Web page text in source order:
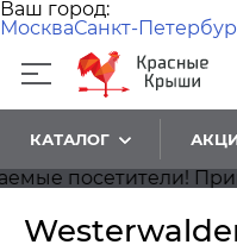
Ваш город:
МоскваСанкт-
КАТАЛОГ
посетители!